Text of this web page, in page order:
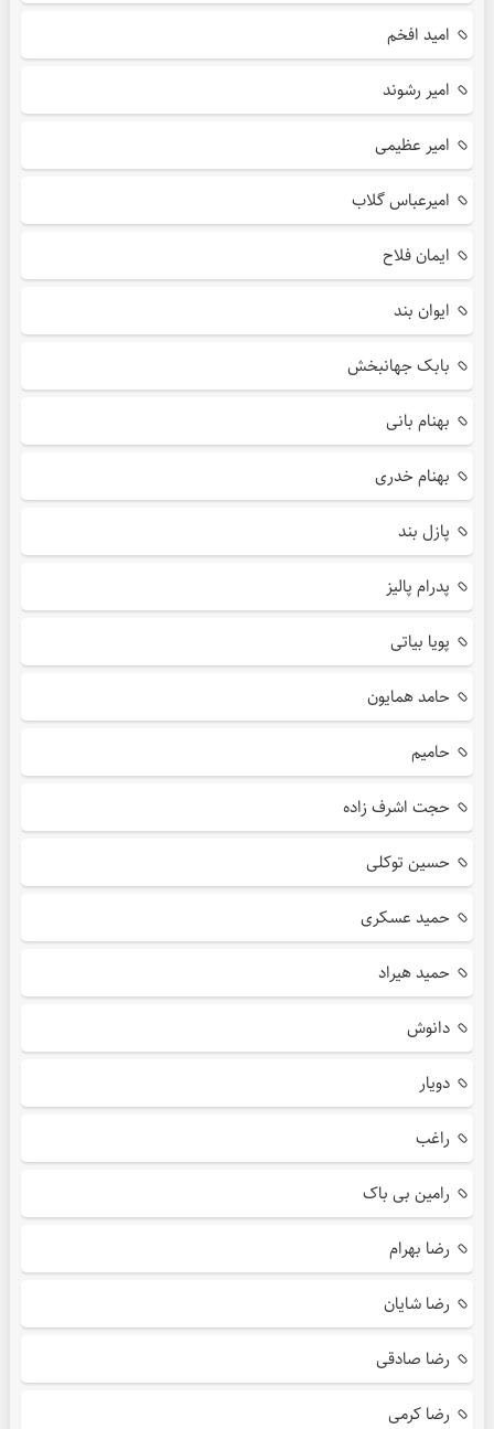
امید افخم
امیر رشوند
امیر عظیمی
امیرعباس گلاب
ایمان فلاح
ایوان بند
بابک جهانبخش
بهنام بانی
بهنام خدری
پازل بند
پدرام پالیز
پویا بیاتی
حامد همایون
حامیم
حجت اشرف زاده
حسین توکلی
حمید عسکری
حمید هیراد
دانوش
دویار
راغب
رامین بی باک
رضا بهرام
رضا شایان
رضا صادقی
رضا کرمی